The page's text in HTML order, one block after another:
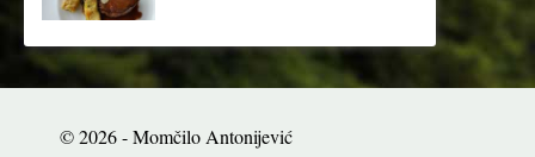
© 2026 - Momčilo Antonijević